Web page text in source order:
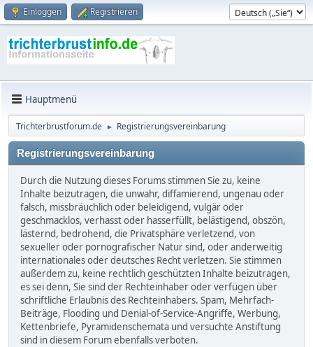
Einloggen Registrieren
Hauptmenü
Trichterbrustforum.de ► Registrierungsvereinbarung
Registrierungsvereinbarung
Durch die Nutzung dieses Forums stimmen Sie zu, keine
Inhalte beizutragen, die unwahr, diffamierend, ungenau oder
falsch, missbräuchlich oder beleidigend, vulgär oder
geschmacklos, verhasst oder hasserfüllt, belästigend, obszön,
lästernd, bedrohend, die Privatsphäre verletzend, von
sexueller oder pornografischer Natur sind, oder anderweitig
internationales oder deutsches Recht verletzen. Sie stimmen
außerdem zu, keine rechtlich geschützten Inhalte beizutragen,
es sei denn, Sie sind der Rechteinhaber oder verfügen über
schriftliche Erlaubnis des Rechteinhabers. Spam, Mehrfach-
Beiträge, Flooding und Denial-of-Service-Angriffe, Werbung,
Kettenbriefe, Pyramidenschemata und versuchte Anstiftung
sind in diesem Forum ebenfalls verboten.